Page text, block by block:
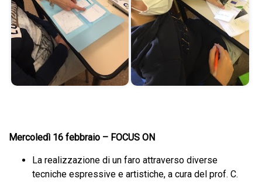
Mercoledì 16 febbraio – FOCUS ON
La realizzazione di un faro attraverso diverse
tecniche espressive e artistiche, a cura del prof. C.